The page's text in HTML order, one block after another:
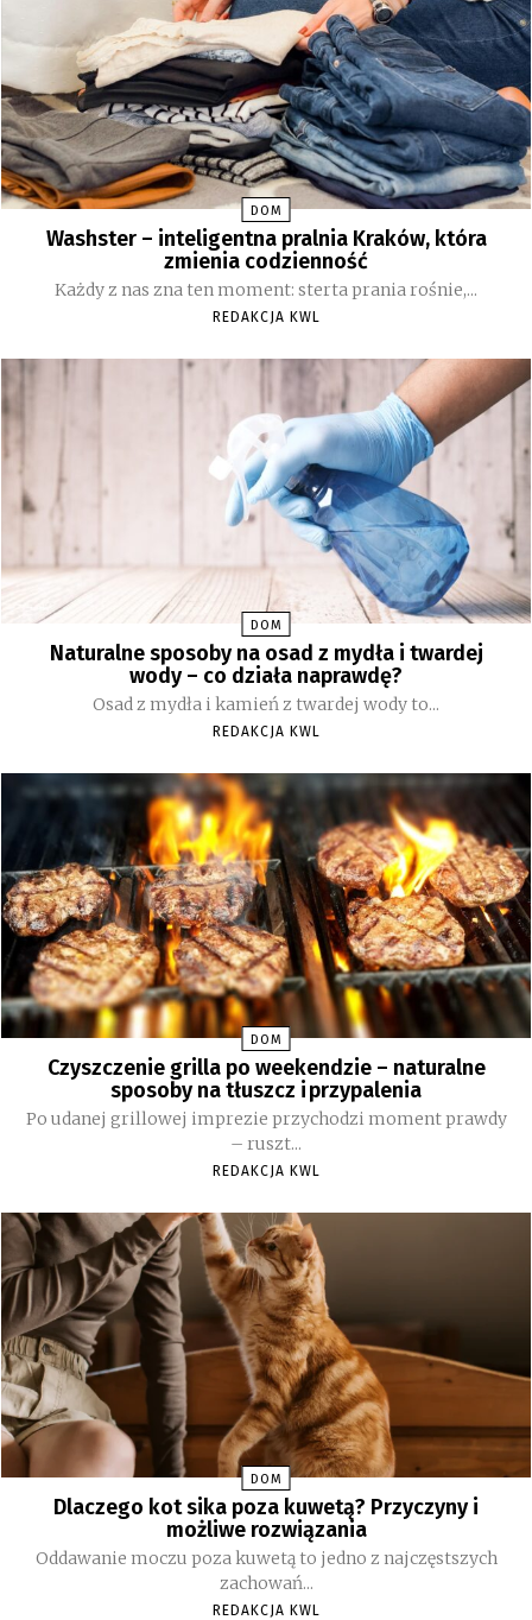
DOM
Washster – inteligentna pralnia Kraków, która
zmienia codzienność
Każdy z nas zna ten moment: sterta prania rośnie,...
REDAKCJA KWL
DOM
Naturalne sposoby na osad z mydła i twardej
wody – co działa naprawdę?
Osad z mydła i kamień z twardej wody to...
REDAKCJA KWL
DOM
Czyszczenie grilla po weekendzie – naturalne
sposoby na tłuszcz i przypalenia
Po udanej grillowej imprezie przychodzi moment prawdy
– ruszt...
REDAKCJA KWL
DOM
Dlaczego kot sika poza kuwetą? Przyczyny i
możliwe rozwiązania
Oddawanie moczu poza kuwetą to jedno z najczęstszych
zachowań...
REDAKCJA KWL